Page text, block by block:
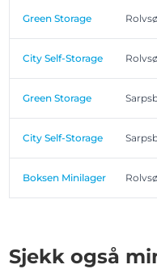
Green Storage
City Self-Storage
Green Storage
City Self-Storage
Boksen Minilager
Sjekk også